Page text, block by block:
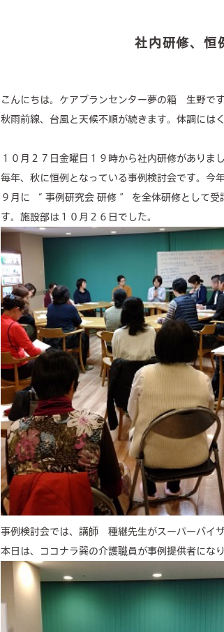
社内研修、恒
こんにちは。ケアプランセンター夢の箱 生野です
秋雨前線、台風と天候不順が続きます。体調には
１０月２７日金曜日１９時から社内研修がありまし
毎年、秋に恒例となっている事例検討会です。今
９月に “ 事例研究会 研修 ” を全体研修として受
す。施設部は１０月２６日でした。
事例検討会では、講師 種継先生がスーパーバイ
本日は、ココナラ巽の介護職員が事例提供者にな